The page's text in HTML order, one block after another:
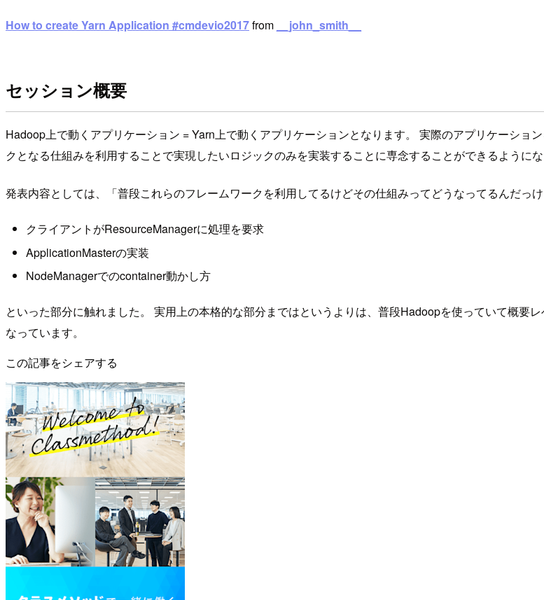
How to create Yarn Application #cmdevio2017from __john_smith__
セッション概要
Hadoop上で動くアプリケーション = Yarn上で動くアプリケーションとなります。 実際のアプリケーショ
クとなる仕組みを利用することで実現したいロジックのみを実装することに専念することができるようにな
発表内容としては、「普段これらのフレームワークを利用してるけどその仕組みってどうなってるんだっ
クライアントがResourceManagerに処理を要求
ApplicationMasterの実装
NodeManagerでのcontainer動かし方
といった部分に触れました。 実用上の本格的な部分まではというよりは、普段Hadoopを使っていて概要
なっています。
この記事をシェアする